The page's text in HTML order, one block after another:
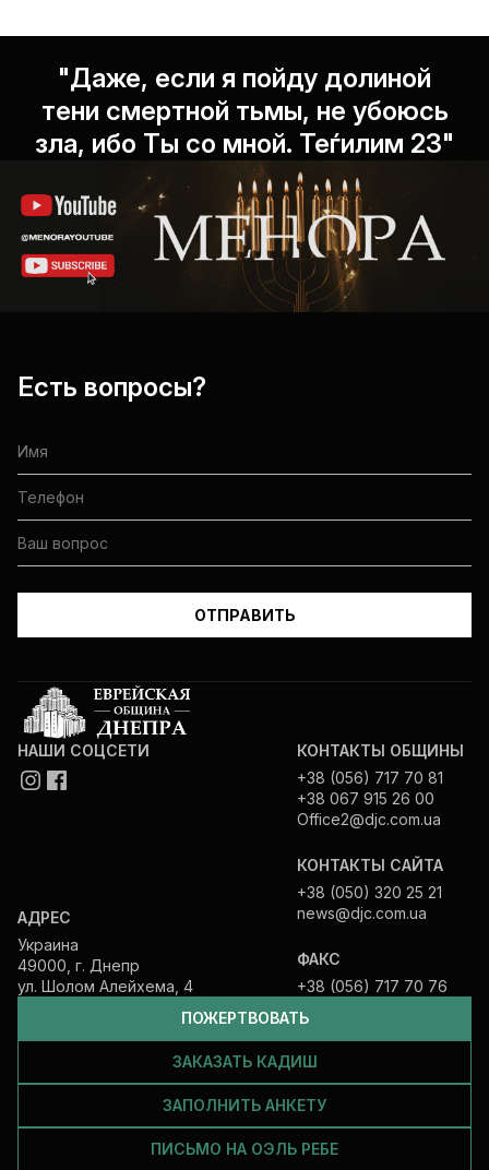
"Даже, если я пойду долиной
тени смертной тьмы, не убоюсь
зла, ибо Ты со мной. Теѓилим 23"
Есть вопросы?
ПОЖЕРТВОВАТЬ
ЗАКАЗАТЬ КАДИШ
ЗАПОЛНИТЬ АНКЕТУ
ПИСЬМО НА ОЭЛЬ РЕБЕ
НАШИ СОЦСЕТИ
АДРЕС
Украина
49000, г. Днепр
ул. Шолом Алейхема, 4
КОНТАКТЫ ОБЩИНЫ
+38 (056) 717 70 81
+38 067 915 26 00
Office2@djc.com.ua
КОНТАКТЫ САЙТА
+38 (050) 320 25 21
news@djc.com.ua
ФАКС
+38 (056) 717 70 76